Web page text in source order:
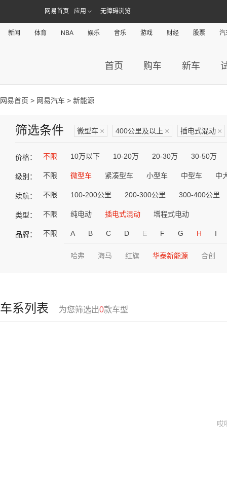
网易首页 应用 无障碍浏览
新闻 体育 NBA 娱乐 音乐 游戏 财经 股票 汽
首页 购车 新车
网易首页 > 网易汽车 > 新能源
筛选条件 微型车 × 400公里及以上 × 插电式混动 ×
价格： 不限 10万以下 10-20万 20-30万 30-50万
级别： 不限 微型车 紧凑型车 小型车 中型车 中
续航： 不限 100-200公里 200-300公里 300-400公里
类型： 不限 纯电动 插电式混动 增程式电动
品牌： 不限 A B C D E F G H I
哈弗 海马 红旗 华泰新能源 合创
车系列表 为您筛选出0款车型
哎